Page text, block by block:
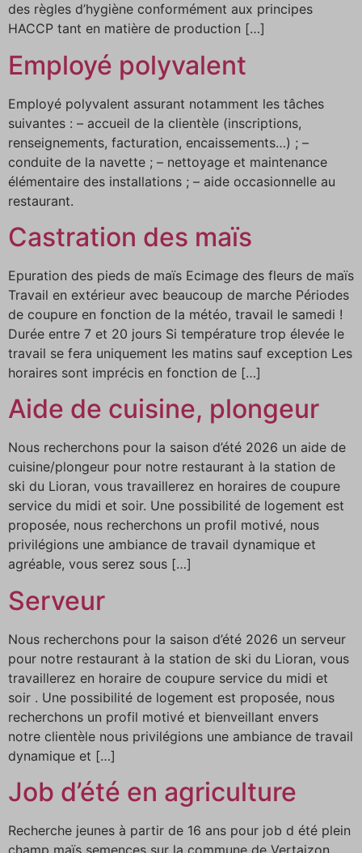
des règles d’hygiène conformément aux principes
HACCP tant en matière de production […]
Employé polyvalent
Employé polyvalent assurant notamment les tâches
suivantes : – accueil de la clientèle (inscriptions,
renseignements, facturation, encaissements…) ; –
conduite de la navette ; – nettoyage et maintenance
élémentaire des installations ; – aide occasionnelle au
restaurant.
Castration des maïs
Epuration des pieds de maïs Ecimage des fleurs de maïs
Travail en extérieur avec beaucoup de marche Périodes
de coupure en fonction de la météo, travail le samedi !
Durée entre 7 et 20 jours Si température trop élevée le
travail se fera uniquement les matins sauf exception Les
horaires sont imprécis en fonction de […]
Aide de cuisine, plongeur
Nous recherchons pour la saison d’été 2026 un aide de
cuisine/plongeur pour notre restaurant à la station de
ski du Lioran, vous travaillerez en horaires de coupure
service du midi et soir. Une possibilité de logement est
proposée, nous recherchons un profil motivé, nous
privilégions une ambiance de travail dynamique et
agréable, vous serez sous […]
Serveur
Nous recherchons pour la saison d’été 2026 un serveur
pour notre restaurant à la station de ski du Lioran, vous
travaillerez en horaire de coupure service du midi et
soir . Une possibilité de logement est proposée, nous
recherchons un profil motivé et bienveillant envers
notre clientèle nous privilégions une ambiance de travail
dynamique et […]
Job d’été en agriculture
Recherche jeunes à partir de 16 ans pour job d été plein